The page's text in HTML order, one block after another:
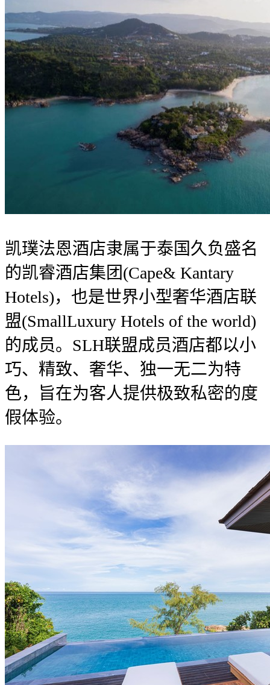
凯璞法恩酒店隶属于泰国久负盛名
的凯睿酒店集团(Cape& Kantary
Hotels)，也是世界小型奢华酒店联
盟(SmallLuxury Hotels of the world)
的成员。SLH联盟成员酒店都以小
巧、精致、奢华、独一无二为特
色，旨在为客人提供极致私密的度
假体验。